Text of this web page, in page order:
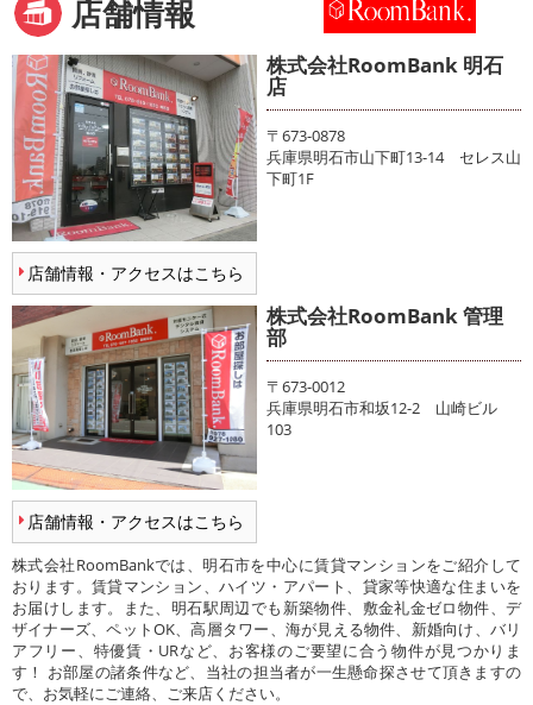
店舗情報
店舗情報・アクセスはこちら
株式会社RoomBank 明石
店
〒673-0878
兵庫県明石市山下町13-14 セレス山
下町1F
店舗情報・アクセスはこちら
株式会社RoomBank 管理
部
〒673-0012
兵庫県明石市和坂12-2 山崎ビル
103
株式会社RoomBankでは、明石市を中心に賃貸マンションをご紹介して
おります。賃貸マンション、ハイツ・アパート、貸家等快適な住まいを
お届けします。また、明石駅周辺でも新築物件、敷金礼金ゼロ物件、デ
ザイナーズ、ペットOK、高層タワー、海が見える物件、新婚向け、バリ
アフリー、特優賃・URなど、お客様のご要望に合う物件が見つかりま
す！ お部屋の諸条件など、当社の担当者が一生懸命探させて頂きますの
で、お気軽にご連絡、ご来店ください。